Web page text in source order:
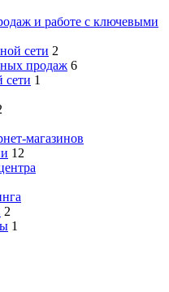
и работе с ключевыми
сети 2
продаж 6
сети 1
магазинов
12
2
1